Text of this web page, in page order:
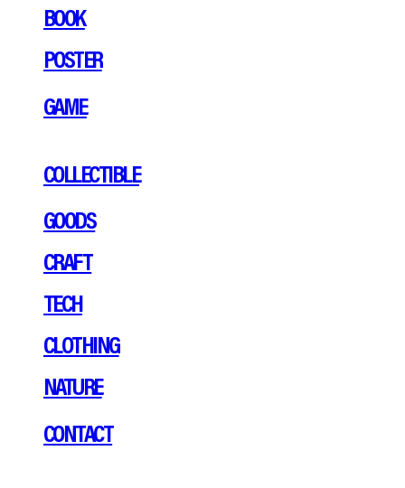
BOOK
POSTER
GAME
COLLECTIBLE
GOODS
CRAFT
TECH
CLOTHING
NATURE
CONTACT